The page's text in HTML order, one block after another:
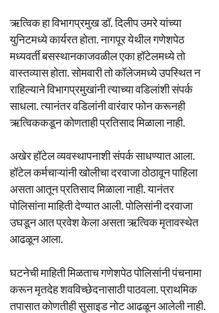
ऋत्विक हा विभागप्रमुख डॉ. दिलीप उमरे यांच्या
युनिटमध्ये कार्यरत होता. नागपूर येथील गणेशपेठ
मध्यवर्ती बसस्थानकाजवळील एका हॉटेलमध्ये तो
वास्तव्यास होता. सोमवारी तो कॉलेजमध्ये उपस्थित न
राहिल्याने विभागप्रमुखांनी त्याच्या वडिलांशी संपर्क
साधला. त्यानंतर वडिलांनी वारंवार फोन करूनही
ऋत्विककडून कोणताही प्रतिसाद मिळाला नाही.
अखेर हॉटेल व्यवस्थापनाशी संपर्क साधण्यात आला.
हॉटेल कर्मचाऱ्यांनी खोलीचा दरवाजा ठोठावून पाहिला
असता आतून प्रतिसाद मिळाला नाही. यानंतर
पोलिसांना माहिती देण्यात आली. पोलिसांनी दरवाजा
उघडून आत प्रवेश केला असता ऋत्विक मृतावस्थेत
आढळून आला.
घटनेची माहिती मिळताच गणेशपेठ पोलिसांनी पंचनामा
करून मृतदेह शवविच्छेदनासाठी पाठवला. प्राथमिक
तपासात कोणतीही सुसाइड नोट आढळून आलेली नाही.